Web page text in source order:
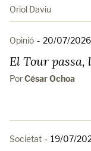
Oriol Daviu
Opinió - 20/07/2026
El Tour passa,
PorCésar Ochoa
Societat - 19/07/